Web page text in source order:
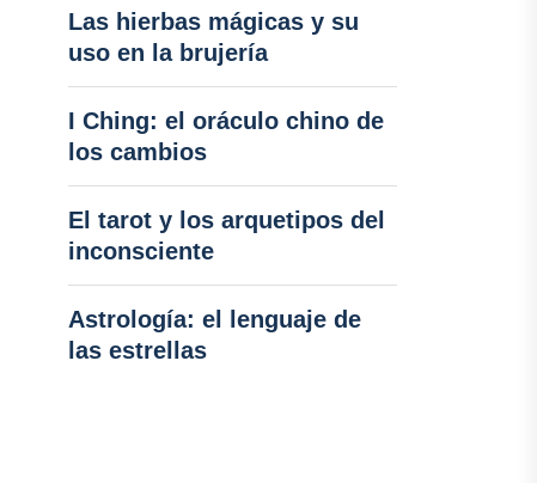
Las hierbas mágicas y su
uso en la brujería
I Ching: el oráculo chino de
los cambios
El tarot y los arquetipos del
inconsciente
Astrología: el lenguaje de
las estrellas